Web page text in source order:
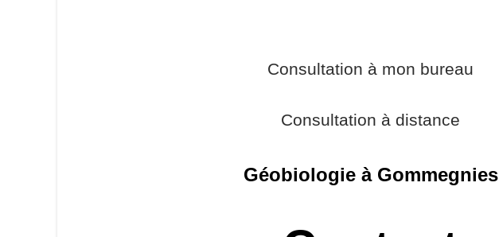
Consultation à mon bureau
Consultation à distance
Géobiologie à Gommegnies